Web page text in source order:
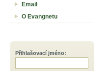
Email
O Evangnetu
Přihlašovací jméno: